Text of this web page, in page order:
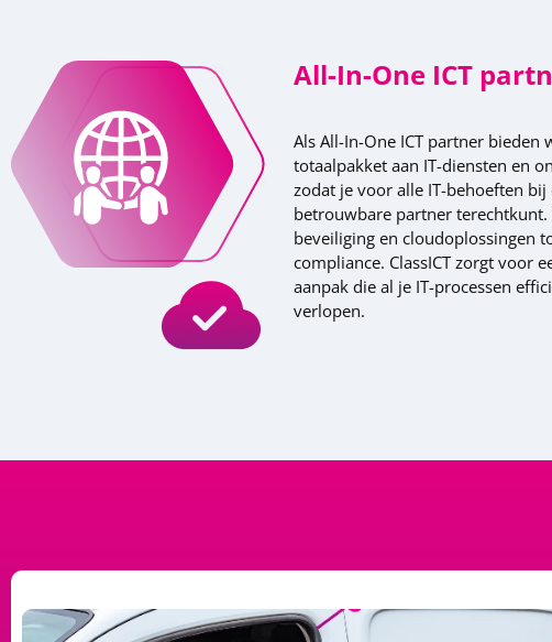
All-In-One ICT
Als All-In-One ICT partner bieden
totaalpakket aan IT-diensten en
zodat je voor alle IT-behoeften bij
betrouwbare partner terechtkunt.
beveiliging en cloudoplossingen
compliance. ClassICT zorgt voor
aanpak die al je IT-processen
verlopen.